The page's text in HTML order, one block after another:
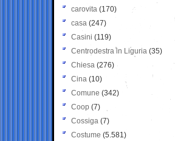
carovita (170)
casa (247)
Casini (119)
Centrodestra in Liguria (35)
Chiesa (276)
Cina (10)
Comune (342)
Coop (7)
Cossiga (7)
Costume (5.581)